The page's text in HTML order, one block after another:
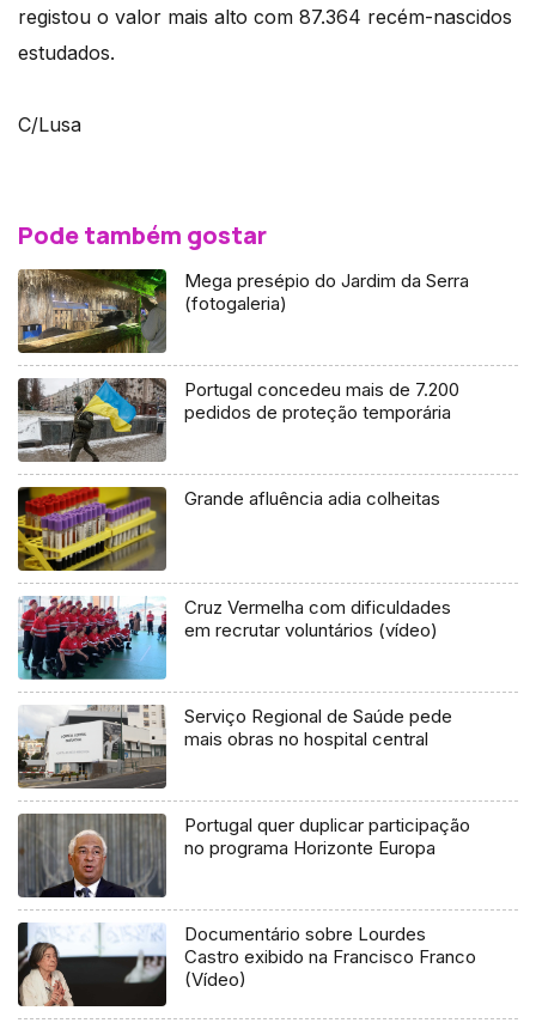
registou o valor mais alto com 87.364 recém-nascidos
estudados.
C/Lusa
Pode também gostar
Mega presépio do Jardim da Serra
(fotogaleria)
Portugal concedeu mais de 7.200
pedidos de proteção temporária
Grande afluência adia colheitas
Cruz Vermelha com dificuldades
em recrutar voluntários (vídeo)
Serviço Regional de Saúde pede
mais obras no hospital central
Portugal quer duplicar participação
no programa Horizonte Europa
Documentário sobre Lourdes
Castro exibido na Francisco Franco
(Vídeo)